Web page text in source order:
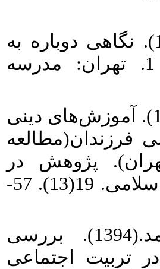
3. باقری، خسرو.(1400). نگاهی دوباره به
تربیت اسلامی. جلد 1. تهران: مدرسه
4. بختیاری، حسن.(1391). آموزش‌های دینی
فرزندان(مطالعه
پژوهش در
مسائل تعلیم و تربیت اسلامی. 19(13). 57-
5. پناهی، علی احمد.(1394). بررسی
تربیت اجتماعی